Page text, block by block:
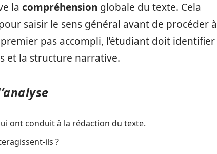
la compréhension globale du texte. Cela
saisir le sens général avant de procéder à
pas accompli, l’étudiant doit identifier
et la structure narrative.
ont conduit à la rédaction du texte.
ils ?